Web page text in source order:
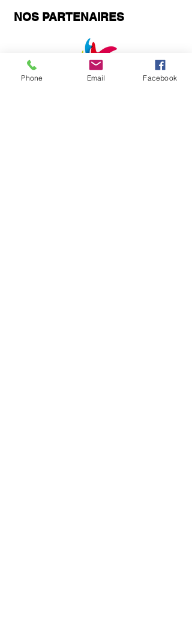
NOS PARTENAIRES
Phone Email Facebook